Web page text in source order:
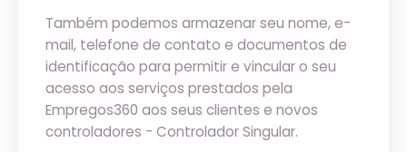
Também podemos armazenar seu nome, e-
mail, telefone de contato e documentos de
identificação para permitir e vincular o seu
acesso aos serviços prestados pela
Empregos360 aos seus clientes e novos
controladores - Controlador Singular.